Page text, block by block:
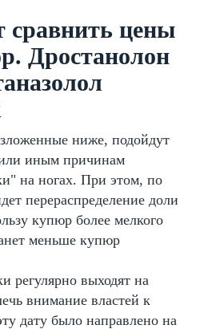
сравнить цены
Дростанолон
ниже, подойдут
иным причинам
на ногах. При этом, по
перераспределение доли
купюр более мелкого
меньше купюр
регулярно выходят на
внимание властей к
дату было направлено на